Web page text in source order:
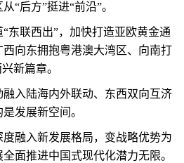
后方”挺进“前沿”。
联西出”，加快打造亚欧黄金通
向东拥抱粤港澳大湾区、向南打
新篇章。
入陆海内外联动、东西双向互济
发展新空间。
融入新发展格局，变战略优势为
面推进中国式现代化潜力无限。